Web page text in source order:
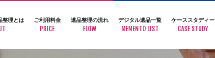
整理とは ご利用料金
PRICE
遺品整理の流れ
FLOW
デジタル遺品一覧
MEMENTO LIST
ケーススタディー
CASE STUDY